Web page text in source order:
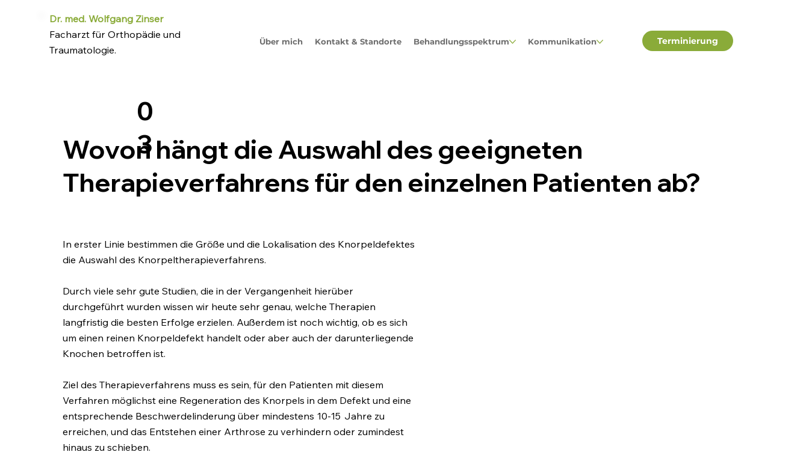
Dr. med. Wolfgang Zinser
Facharzt für Orthopädie und
Traumatologie.
Über mich Kontakt & Standorte Behandlungsspektrum Kommunikation Terminierung
Wovon hängt die Auswahl des geeigneten
Therapieverfahrens für den einzelnen Patienten ab?
In erster Linie bestimmen die Größe und die Lokalisation des Knorpeldefektes
die Auswahl des Knorpeltherapieverfahrens.
Durch viele sehr gute Studien, die in der Vergangenheit hierüber
durchgeführt wurden wissen wir heute sehr genau, welche Therapien
langfristig die besten Erfolge erzielen. Außerdem ist noch wichtig, ob es sich
um einen reinen Knorpeldefekt handelt oder aber auch der darunterliegende
Knochen betroffen ist.
Ziel des Therapieverfahrens muss es sein, für den Patienten mit diesem
Verfahren möglichst eine Regeneration des Knorpels in dem Defekt und eine
entsprechende Beschwerdelinderung über mindestens 10-15 Jahre zu
erreichen, und das Entstehen einer Arthrose zu verhindern oder zumindest
hinaus zu schieben.
0
3